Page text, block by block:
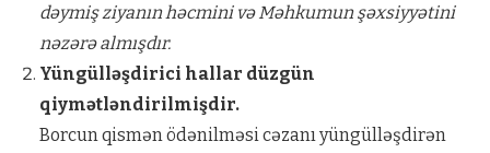
dəymiş ziyanın həcmini və Məhkumun şəxsiyyətini
nəzərə almışdır.
Yüngülləşdirici hallar düzgün
qiymətləndirilmişdir.
Borcun qismən ödənilməsi cəzanı yüngülləşdirən